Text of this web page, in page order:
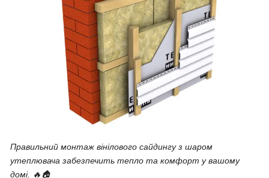
Правильний монтаж вінілового сайдингу з шаром
утеплювача забезпечить тепло та комфорт у вашому
домі. 🔥🏠